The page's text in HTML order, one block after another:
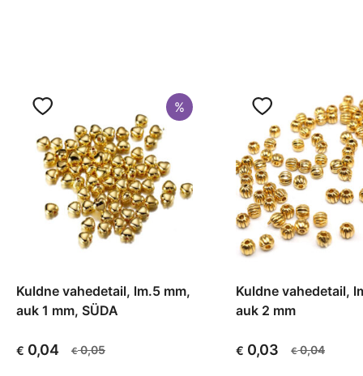
%
Kuldne vahedetail, lm.5 mm,
auk 1 mm, SÜDA
€0,05
Algne
€ 0,04
Current
Kuldne vahedetail,
auk 2 mm
€0,04
Algne
€ 0,03
Current